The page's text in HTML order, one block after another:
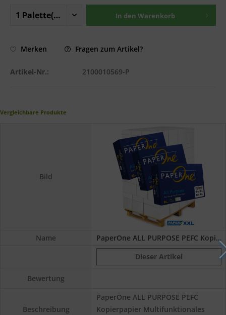
In den Warenkorb
Merken Fragen zum Artikel?
Artikel-Nr.: 2100010569-P
Vergleichbare Produkte
Bild
Name
PaperOne ALL PURPOSE PEFC Kopierpapier, 80...
Dieser Artikel
Bewertung
Beschreibung
PaperOne ALL PURPOSE PEFC
Kopierpapier Multifunktionales